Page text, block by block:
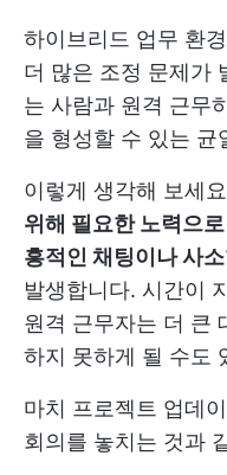
하이브리드 업무 환
더 많은 조정 문제가
는 사람과 원격 근무
을 형성할 수 있는 균
이렇게 생각해 보세
위해 필요한 노력으
흥적인 채팅이나 사
발생합니다. 시간이
원격 근무자는 더 큰
하지 못하게 될 수도
마치 프로젝트 업데
회의를 놓치는 것과